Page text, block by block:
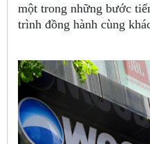
một trong những bước
trình đồng hành cùng